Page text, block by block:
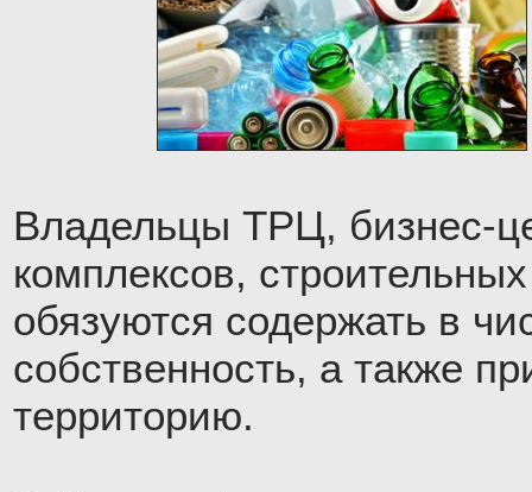
Владельцы ТРЦ, бизнес-
комплексов,
обязуются содержать в
собственность, а также
территорию.